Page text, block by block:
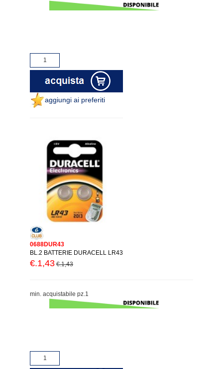
aggiungi ai preferiti
0688DUR43
BL.2 BATTERIE DURACELL LR43
€.1,43 €.1,43
min. acquistabile pz.1